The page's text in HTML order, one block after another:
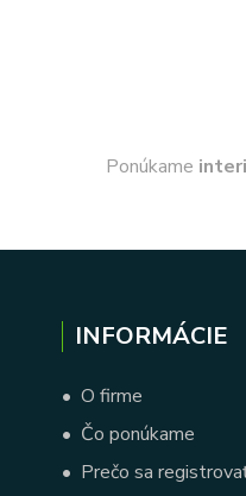
Ponúkame
INFORMÁCIE
• O firme
• Čo ponúkame
• Prečo sa